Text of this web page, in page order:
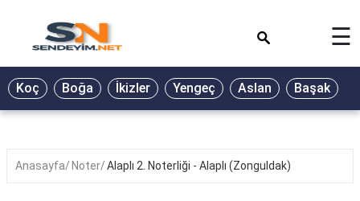
BİYOGRAFİ
GALERİ
☰
Koç Boğa İkizler Yengeç Aslan Başak
Anasayfa Noter Alaplı 2. Noterliği - Alaplı (Zonguldak)